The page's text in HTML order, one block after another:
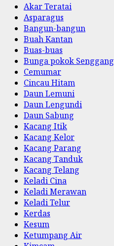
Akar Teratai
Asparagus
Bangun-bangun
Buah Kantan
Buas-buas
Bunga pokok Senggang
Cemumar
Cincau Hitam
Daun Lemuni
Daun Lengundi
Daun Sabung
Kacang Itik
Kacang Kelor
Kacang Parang
Kacang Tanduk
Kacang Telang
Keladi Cina
Keladi Merawan
Keladi Telur
Kerdas
Kesum
Ketumpang Air